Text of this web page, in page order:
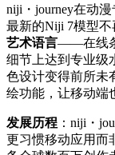
niji・journey在动
最新的Niji 7模型不
艺术语言——在线
细节上达到专业级
色设计变得前所未
绘功能，让移动端
发展历程 ：niji・
更习惯移动应用而